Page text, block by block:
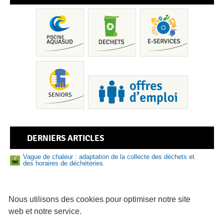
DERNIERS ARTICLES
Vague de chaleur : adaptation de la collecte des déchets et
des horaires de déchéteries.
nautiques : adoptez les bons réflexes cet été
81 logements abordables en vente sur le Pays bigouden
Nous utilisons des cookies pour optimiser notre site
web et notre service.